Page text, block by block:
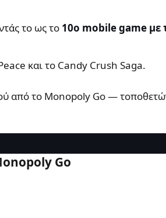
το ως το 10ο mobile game με
και το Candy Crush Saga.
από το Monopoly Go —
Go